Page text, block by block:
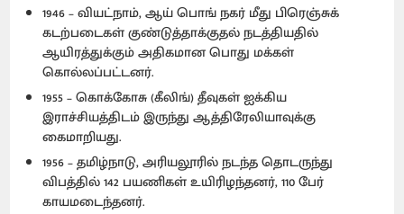
1946 – வியட்நாம், ஆய் பொங் நகர் மீது பிரெஞ்சுக்
கடற்படைகள் குண்டுத்தாக்குதல் நடத்தியதில்
ஆயிரத்துக்கும் அதிகமான பொது மக்கள்
கொல்லப்பட்டனர்.
1955 – கொக்கோசு (கீலிங்) தீவுகள் ஐக்கிய
இராச்சியத்திடம் இருந்து ஆத்திரேலியாவுக்கு
கைமாறியது.
1956 – தமிழ்நாடு, அரியலூரில் நடந்த தொடருந்து
விபத்தில் 142 பயணிகள் உயிரிழந்தனர், 110 பேர்
காயமடைந்தனர்.